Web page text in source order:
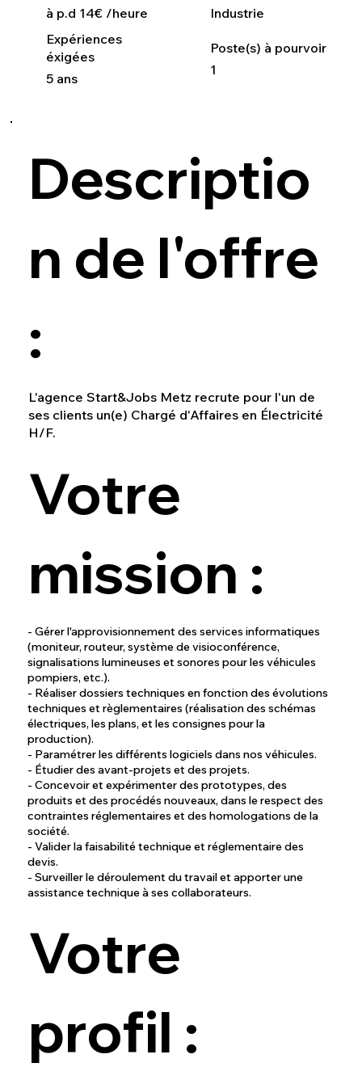
à p.d 14€ /heure
Industrie
Expériences
éxigées
5 ans
Poste(s) à pourvoir
1
Descriptio
n de l'offre
:
L'agence Start&Jobs Metz recrute pour l'un de
ses clients un(e) Chargé d'Affaires en Électricité
H/F.
Votre
mission :
- Gérer l'approvisionnement des services informatiques
(moniteur, routeur, système de visioconférence,
signalisations lumineuses et sonores pour les véhicules
pompiers, etc.).
- Réaliser dossiers techniques en fonction des évolutions
techniques et règlementaires (réalisation des schémas
électriques, les plans, et les consignes pour la
production).
- Paramétrer les différents logiciels dans nos véhicules.
- Étudier des avant-projets et des projets.
- Concevoir et expérimenter des prototypes, des
produits et des procédés nouveaux, dans le respect des
contraintes réglementaires et des homologations de la
société.
- Valider la faisabilité technique et réglementaire des
devis.
- Surveiller le déroulement du travail et apporter une
assistance technique à ses collaborateurs.
Votre
profil :